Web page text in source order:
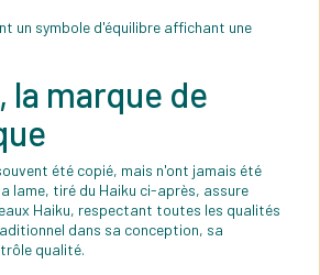
un symbole d'équilibre affichant une
la marque de
été copié, mais n'ont jamais été
lame, tiré du Haiku ci-après, assure
Haiku, respectant toutes les qualités
dans sa conception, sa
qualité.